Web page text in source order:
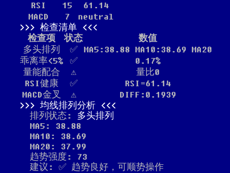
RSI
15
61.14
MACD
7
neutral
检查清单
检查项
状态
数值
多头排列
✅
MA5:38.88 MA10:38.69 MA20
乖离率<5%
✅
0.17%
量能配合
⚠️
量比0
RSI健康
✅
RSI=61.14
MACD金叉
⚠️
DIFF:0.1939
均线排列分析
排列状态: 多头排列
MA5: 38.88
MA10: 38.69
MA20: 37.99
趋势强度: 73
建议: ✅ 趋势良好，可顺势操作